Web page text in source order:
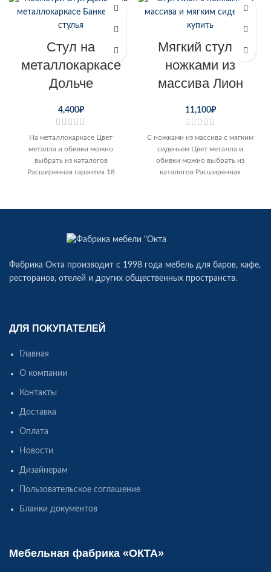
Стул на
металлокаркасе
Дольче
4,400₽
На металлокаркасе Цвет
металла и обивки можно
выбрать из каталогов
Расширенная гарантия 18
Мягкий стул с
ножками из
массива Лион
11,100₽
С ножками из массива с мягким
сиденьем Цвет металла и
обивки можно выбрать из
каталогов Расширенная
Фабрика Окта производит c 1998 года мебель для баров, кафе,
ресторанов, отелей и других общественных пространств.
ДЛЯ ПОКУПАТЕЛЕЙ
Главная
О компании
Контакты
Доставка
Оплата
Новости
Дизайнерам
Пользовательское соглашение
Бланки документов
Мебельная фабрика «ОКТА»